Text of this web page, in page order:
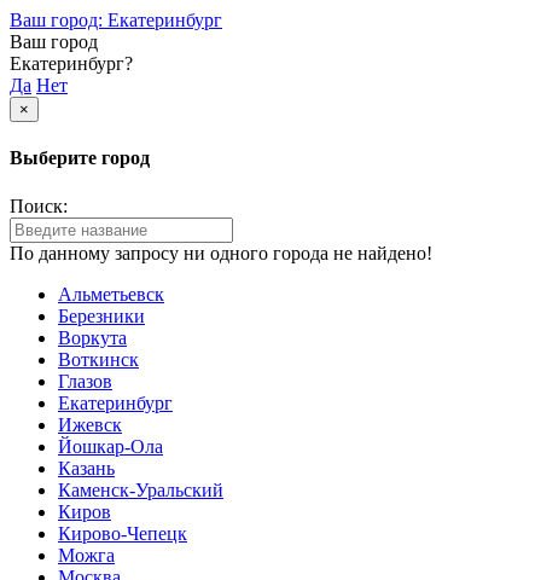
Ваш город: Екатеринбург
Ваш город
Екатеринбург?
Да Нет
×
Выберите город
Поиск:
По данному запросу ни одного города не найдено!
Альметьевск
Березники
Воркута
Воткинск
Глазов
Екатеринбург
Ижевск
Йошкар-Ола
Казань
Каменск-Уральский
Киров
Кирово-Чепецк
Можга